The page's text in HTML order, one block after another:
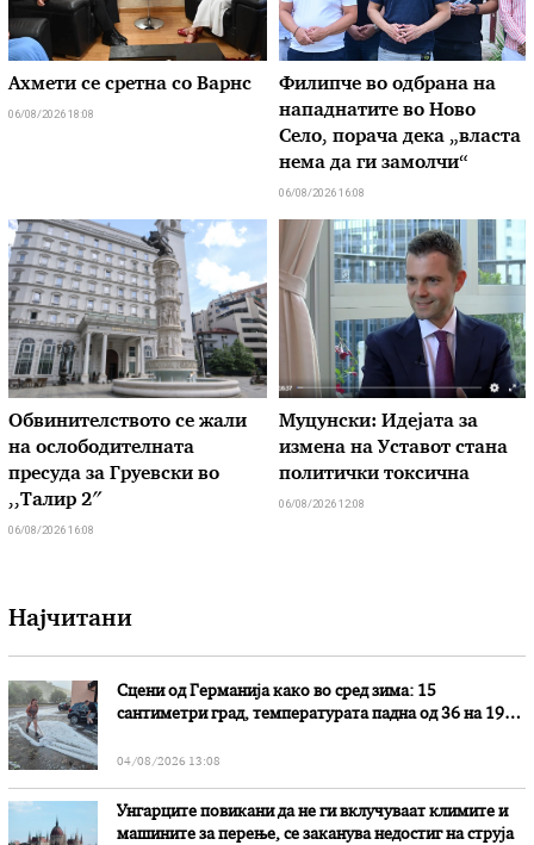
Ахмети се сретна со Варнс
06/08/2026 18:08
Филипче во одбрана на
нападнатите во Ново
Село, порача дека „власта
нема да ги замолчи“
06/08/2026 16:08
Обвинителството се жали
на ослободителната
пресуда за Груевски во
,,Талир 2″
06/08/2026 16:08
Муцунски: Идејата за
измена на Уставот стана
политички токсична
06/08/2026 12:08
Најчитани
Сцени од Германија како во сред зима: 15
сантиметри град, температурата падна од 36 на 19
04/08/2026 13:08
Унгарците повикани да не ги вклучуваат климите и
машините за перење, се заканува недостиг на струја